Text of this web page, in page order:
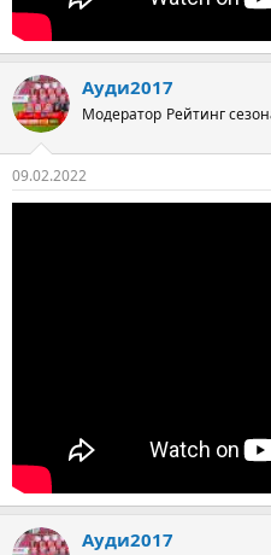
Ауди2017
Модератор Рейтинг
09.02.2022
Ауди2017